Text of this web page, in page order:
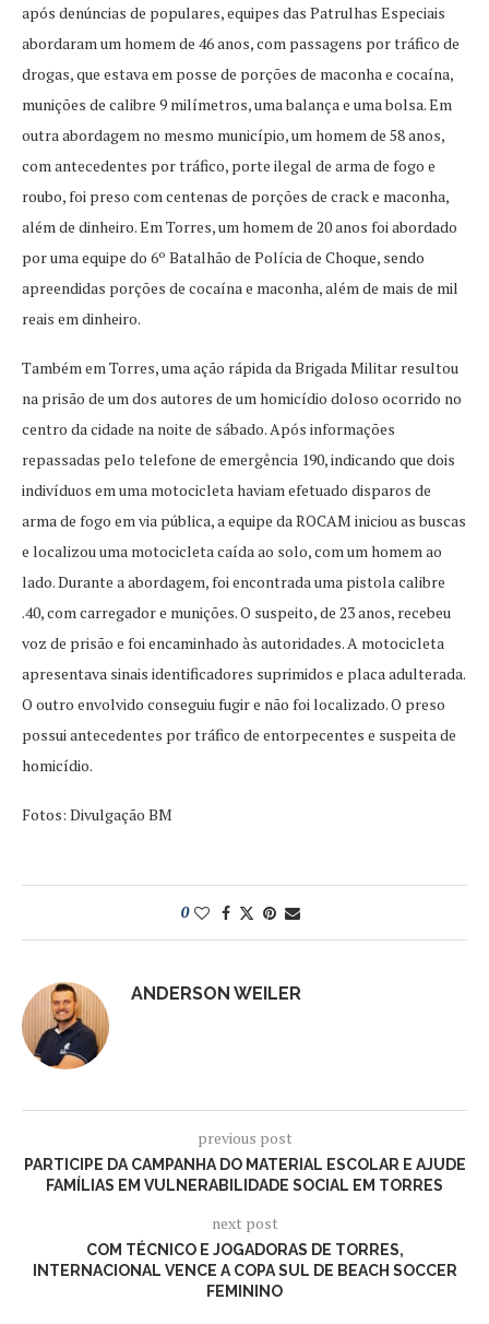
após denúncias de populares, equipes das Patrulhas Especiais
abordaram um homem de 46 anos, com passagens por tráfico de
drogas, que estava em posse de porções de maconha e cocaína,
munições de calibre 9 milímetros, uma balança e uma bolsa. Em
outra abordagem no mesmo município, um homem de 58 anos,
com antecedentes por tráfico, porte ilegal de arma de fogo e
roubo, foi preso com centenas de porções de crack e maconha,
além de dinheiro. Em Torres, um homem de 20 anos foi abordado
por uma equipe do 6º Batalhão de Polícia de Choque, sendo
apreendidas porções de cocaína e maconha, além de mais de mil
reais em dinheiro.
Também em Torres, uma ação rápida da Brigada Militar resultou
na prisão de um dos autores de um homicídio doloso ocorrido no
centro da cidade na noite de sábado. Após informações
repassadas pelo telefone de emergência 190, indicando que dois
indivíduos em uma motocicleta haviam efetuado disparos de
arma de fogo em via pública, a equipe da ROCAM iniciou as buscas
e localizou uma motocicleta caída ao solo, com um homem ao
lado. Durante a abordagem, foi encontrada uma pistola calibre
.40, com carregador e munições. O suspeito, de 23 anos, recebeu
voz de prisão e foi encaminhado às autoridades. A motocicleta
apresentava sinais identificadores suprimidos e placa adulterada.
O outro envolvido conseguiu fugir e não foi localizado. O preso
possui antecedentes por tráfico de entorpecentes e suspeita de
homicídio.
Fotos: Divulgação BM
0
ANDERSON WEILER
previous post
PARTICIPE DA CAMPANHA DO MATERIAL ESCOLAR E AJUDE
FAMÍLIAS EM VULNERABILIDADE SOCIAL EM TORRES
next post
COM TÉCNICO E JOGADORAS DE TORRES,
INTERNACIONAL VENCE A COPA SUL DE BEACH SOCCER
FEMININO